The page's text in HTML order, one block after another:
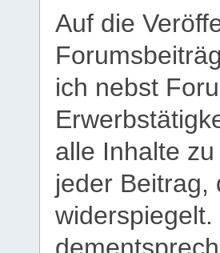
Auf die
ich nebst
alle Inhalte
jeder Beitrag,